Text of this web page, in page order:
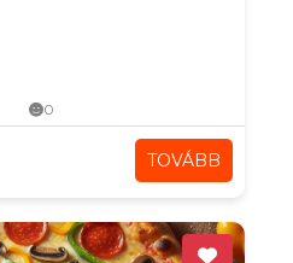
0
TOVÁBB